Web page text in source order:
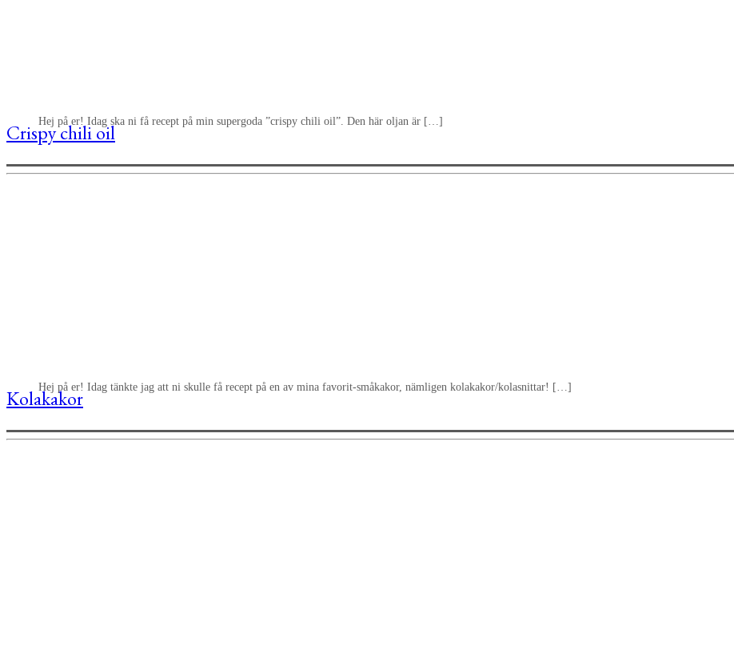
Hej på er! Idag ska ni få recept på min supergoda ”crispy chili oil”. Den här oljan är […]
Crispy chili oil
Hej på er! Idag tänkte jag att ni skulle få recept på en av mina favorit-småkakor, nämligen kolakakor/kolasnittar! […]
Kolakakor